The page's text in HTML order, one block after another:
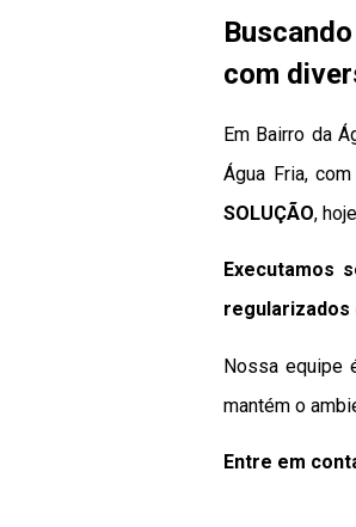
com
Em Bairro da
Água Fria,
SOLUÇÃO,
Executamos
regularizados
Nossa equipe
mantém o
Entre em